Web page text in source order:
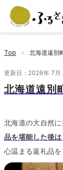
Top 北海道遠別
更新日： 2026年 7月
北海道遠別
北海道の大自然に
品を堪能した後
心温まる返礼品を